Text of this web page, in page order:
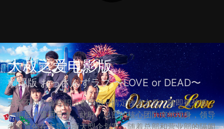
大叔之爱电影版
劇場版 おっさんずラブ 〜LOVE or DEAD〜
天空不动产鲁蛇职员春田创一情定牧凌太后，随即被外派，
一年后才重回日本。此时，总部的核心团队突然现身，领导
者更宣佈在主导一项大型企划案，随着总部和营业部的隔阂